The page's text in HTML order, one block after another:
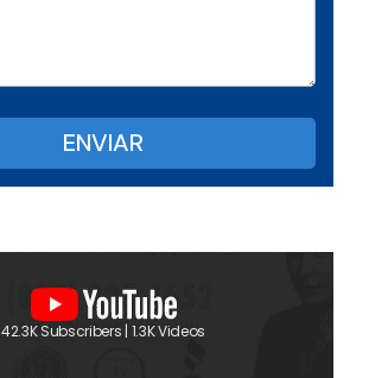
42.3K Subscribers | 1.3K Videos